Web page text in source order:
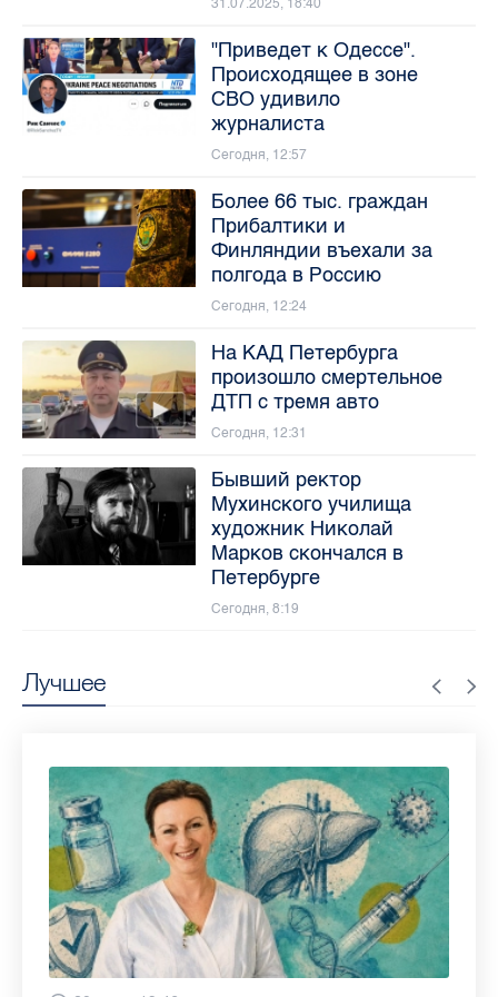
Лучшее
31.07.2025, 18:40
"Приведет к Одессе".
Происходящее в зоне
СВО удивило
журналиста
Сегодня, 12:57
Более 66 тыс. граждан
Прибалтики и
Финляндии въехали за
полгода в Россию
Сегодня, 12:24
На КАД Петербурга
произошло смертельное
ДТП с тремя авто
Сегодня, 12:31
Бывший ректор
Мухинского училища
художник Николай
Марков скончался в
Петербурге
Сегодня, 8:19